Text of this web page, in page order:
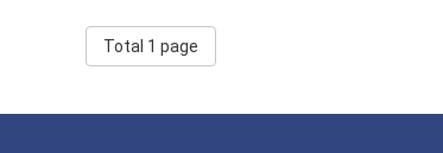
Total 1 page